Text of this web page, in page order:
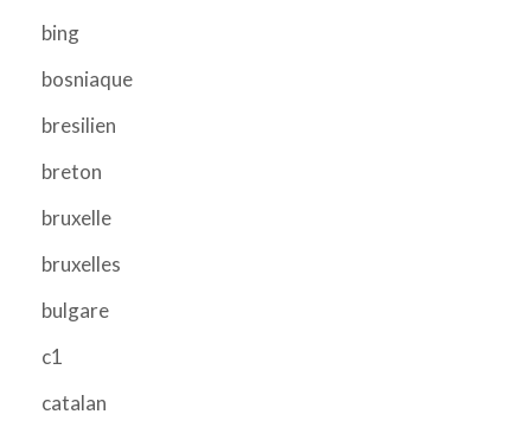
bing
bosniaque
bresilien
breton
bruxelle
bruxelles
bulgare
c1
catalan